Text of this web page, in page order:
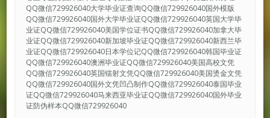
QQ微信729926040大学毕业证查询QQ微信729926040国外模版
QQ微信729926040国外大学毕业证QQ微信729926040英国大学毕
业证QQ微信729926040美国学位证书QQ微信729926040加拿大毕
业证QQ微信729926040新加坡毕业证QQ微信729926040新西兰毕
业证QQ微信729926040日本学位记QQ微信729926040韩国毕业证
QQ微信729926040澳洲毕业证QQ微信729926040美国高校文凭
QQ微信729926040英国镭射文凭QQ微信729926040美国烫金文凭
QQ微信729926040国外文凭凹凸制作QQ微信729926040泰国毕业
证QQ微信729926040马来西亚毕业证QQ微信729926040国外毕业
证防伪样本QQ微信729926040